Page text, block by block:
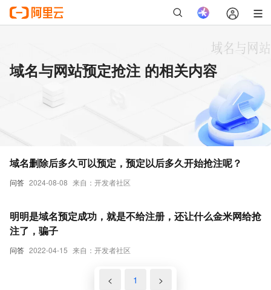
域名与网站预定抢注 的相关内容
问答 2024-08-08 来自：开发者社区
域名删除后多久可以预定，预定以后多久开始抢注呢？
问答 2022-04-15 来自：开发者社区
明明是域名预定成功，就是不给注册，还让什么金米网给抢
注了，骗子
< 1 >